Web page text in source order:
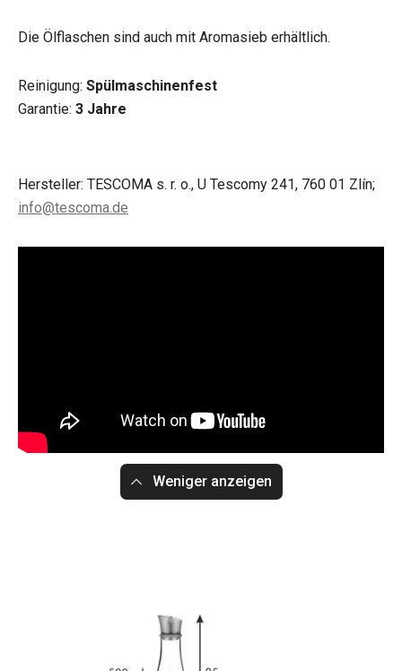
Die Ölflaschen sind auch mit Aromasieb erhältlich.
Reinigung: Spülmaschinenfest
Garantie: 3 Jahre
Hersteller: TESCOMA s. r. o., U Tescomy 241, 760 01 Zlín;
info@tescoma.de
Weniger anzeigen